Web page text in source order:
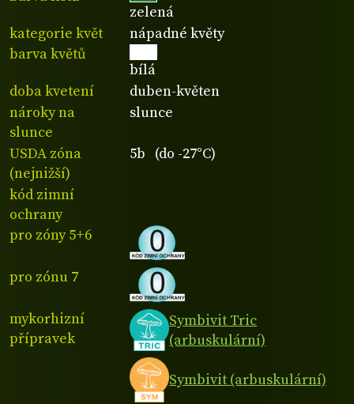
zelená
kategorie květ
nápadné květy
barva květů
bílá
doba kvetení
duben-květen
nároky na
slunce
slunce
USDA zóna
(nejnižší)
5b (do -27°C)
kód zimní
ochrany
pro zóny 5+6
pro zónu 7
mykorhizní
přípravek
Symbivit Tric
(arbuskulární)
Symbivit (arbuskulární)